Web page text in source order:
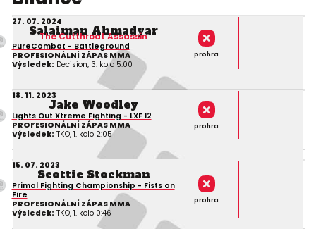
27. 07. 2024
Salaiman Ahmadyar
The Cutthroat Assassin
PureCombat - Battleground
PROFESIONÁLNÍ ZÁPAS MMA
Výsledek: Decision, 3. kolo 5:00
prohra
18. 11. 2023
Jake Woodley
Lights Out Xtreme Fighting - LXF 12
PROFESIONÁLNÍ ZÁPAS MMA
Výsledek: TKO, 1. kolo 2:05
prohra
15. 07. 2023
Scottie Stockman
Primal Fighting Championship - Fists on
Fire
PROFESIONÁLNÍ ZÁPAS MMA
Výsledek: TKO, 1. kolo 0:46
prohra